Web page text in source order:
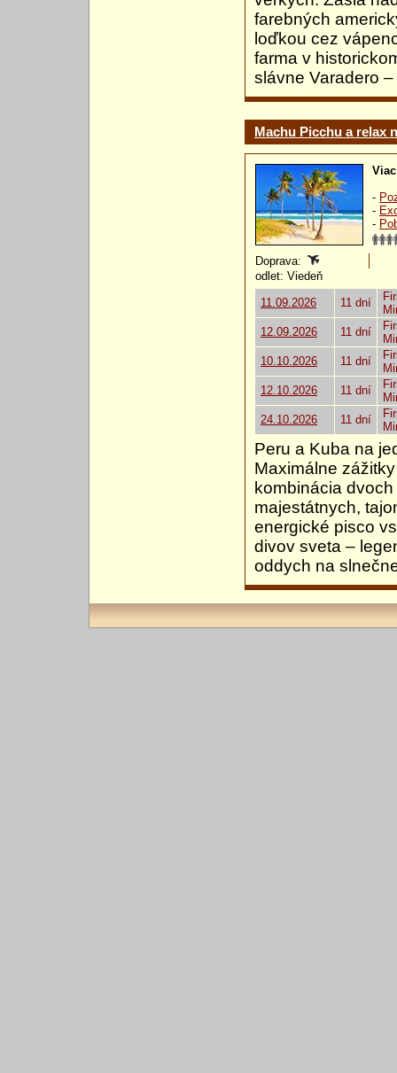
farebných
loďkou cez
farma v
slávne Varadero
Machu Picchu a relax
-
-
-
Doprava:
odlet: Viedeň
11.09.2026
11 dní
12.09.2026
11 dní
10.10.2026
11 dní
12.10.2026
11 dní
24.10.2026
11 dní
Peru a Kuba na
Maximálne
kombinácia
majestátnych,
energické pisco
divov sveta –
oddych na